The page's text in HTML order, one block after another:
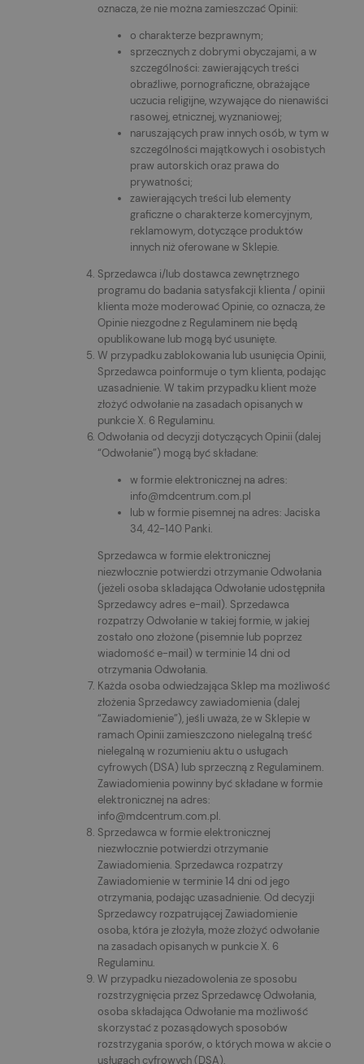
oznacza, że nie można zamieszczać Opinii:
o charakterze bezprawnym;
sprzecznych z dobrymi obyczajami, a w
szczególności: zawierających treści
obraźliwe, pornograficzne, obrażające
uczucia religijne, wzywające do nienawiści
rasowej, etnicznej, wyznaniowej;
naruszających praw innych osób, w tym w
szczególności majątkowych i osobistych
praw autorskich oraz prawa do
prywatności;
zawierających treści lub elementy
graficzne o charakterze komercyjnym,
reklamowym, dotyczące produktów
innych niż oferowane w Sklepie.
Sprzedawca i/lub dostawca zewnętrznego
programu do badania satysfakcji klienta / opinii
klienta może moderować Opinie, co oznacza, że
Opinie niezgodne z Regulaminem nie będą
opublikowane lub mogą być usunięte.
W przypadku zablokowania lub usunięcia Opinii,
Sprzedawca poinformuje o tym klienta, podając
uzasadnienie. W takim przypadku klient może
złożyć odwołanie na zasadach opisanych w
punkcie X. 6 Regulaminu.
Odwołania od decyzji dotyczących Opinii (dalej
“Odwołanie”) mogą być składane:
w formie elektronicznej na adres:
info@mdcentrum.com.pl
lub w formie pisemnej na adres: Jaciska
34, 42-140 Panki.
Sprzedawca w formie elektronicznej
niezwłocznie potwierdzi otrzymanie Odwołania
(jeżeli osoba skladająca Odwołanie udostępniła
Sprzedawcy adres e-mail). Sprzedawca
rozpatrzy Odwołanie w takiej formie, w jakiej
zostało ono złożone (pisemnie lub poprzez
wiadomość e-mail) w terminie 14 dni od
otrzymania Odwołania.
Każda osoba odwiedzająca Sklep ma możliwość
złożenia Sprzedawcy zawiadomienia (dalej
“Zawiadomienie”), jeśli uważa, że w Sklepie w
ramach Opinii zamieszczono nielegalną treść
nielegalną w rozumieniu aktu o usługach
cyfrowych (DSA) lub sprzeczną z Regulaminem.
Zawiadomienia powinny być składane w formie
elektronicznej na adres:
info@mdcentrum.com.pl.
Sprzedawca w formie elektronicznej
niezwłocznie potwierdzi otrzymanie
Zawiadomienia. Sprzedawca rozpatrzy
Zawiadomienie w terminie 14 dni od jego
otrzymania, podając uzasadnienie. Od decyzji
Sprzedawcy rozpatrującej Zawiadomienie
osoba, która je złożyła, może złożyć odwołanie
na zasadach opisanych w punkcie X. 6
Regulaminu.
W przypadku niezadowolenia ze sposobu
rozstrzygnięcia przez Sprzedawcę Odwołania,
osoba składająca Odwołanie ma możliwość
skorzystać z pozasądowych sposobów
rozstrzygania sporów, o których mowa w akcie o
usługach cyfrowych (DSA).